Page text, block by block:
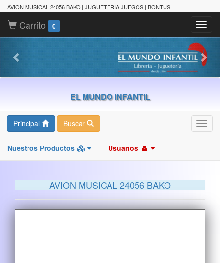
AVION MUSICAL 24056 BAKO | JUGUETERIA JUEGOS | BONTUS
Carrito 0
EL MUNDO INFANTIL
Principal Buscar
Nuestros Productos Usuarios
AVION MUSICAL 24056 BAKO